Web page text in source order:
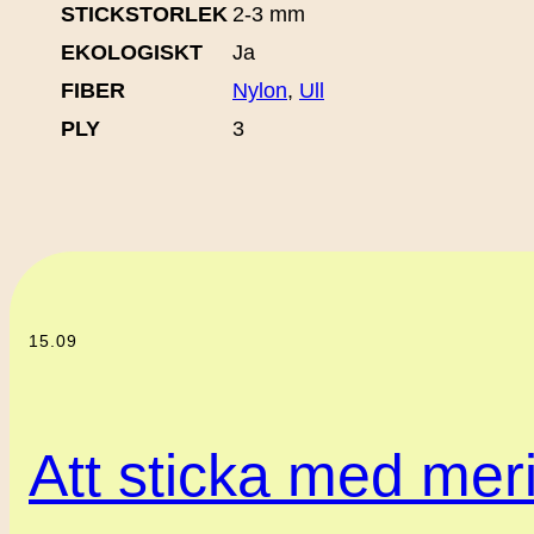
STICKSTORLEK 2-3 mm
EKOLOGISKT
Ja
FIBER
Nylon, Ull
PLY
3
15.09
Att sticka med